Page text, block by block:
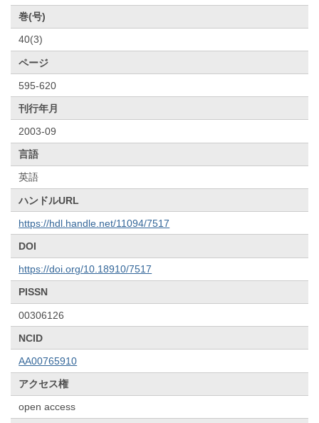
巻(号)
40(3)
ページ
595-620
刊行年月
2003-09
言語
英語
ハンドルURL
https://hdl.handle.net/11094/7517
DOI
https://doi.org/10.18910/7517
PISSN
00306126
NCID
AA00765910
アクセス権
open access